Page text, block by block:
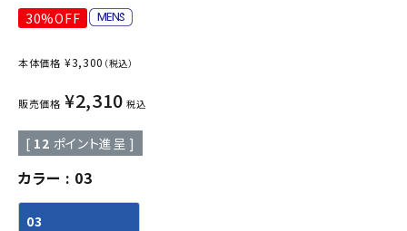
30%OFF
本体価格 ¥3,300 （税込）
販売価格 ¥2,310 税込
[ 12 ポイント進呈 ]
カラー 03
03